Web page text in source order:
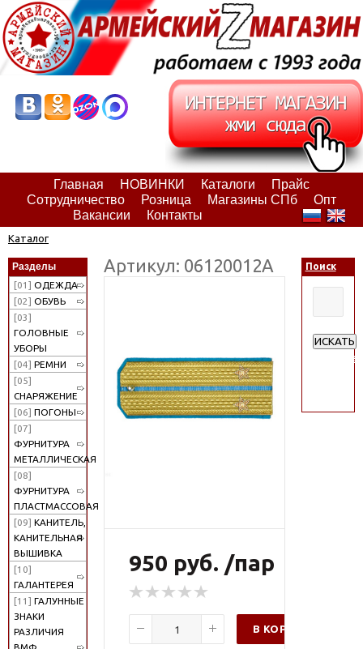
Главная НОВИНКИ Каталоги
Прайс
Сотрудничество
Розница Магазины СПб
Опт
Вакансии
Контакты
Каталог
Разделы
[01] ОДЕЖДА
[02] ОБУВЬ
[03]
ГОЛОВНЫЕ
УБОРЫ
[04] РЕМНИ
[05]
СНАРЯЖЕНИЕ
[06] ПОГОНЫ
[07]
ФУРНИТУРА
МЕТАЛЛИЧЕСКАЯ
[08]
ФУРНИТУРА
ПЛАСТМАССОВАЯ
[09] КАНИТЕЛЬ,
КАНИТЕЛЬНАЯ
ВЫШИВКА
[10]
ГАЛАНТЕРЕЯ
[11] ГАЛУННЫЕ
ЗНАКИ
РАЗЛИЧИЯ
Артикул: 06120012А
950 руб. /пар
В КОРЗИНУ
Поиск
ИСКАТЬ